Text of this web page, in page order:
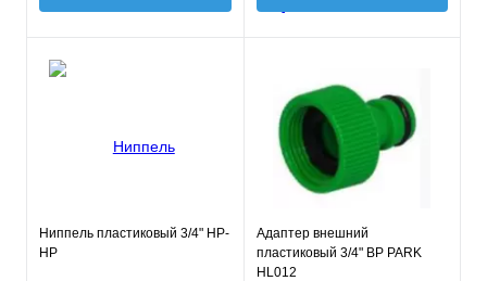
Ниппель пластиковый 3/4" НР-
НР
Адаптер внешний
пластиковый 3/4" ВР PARK
HL012